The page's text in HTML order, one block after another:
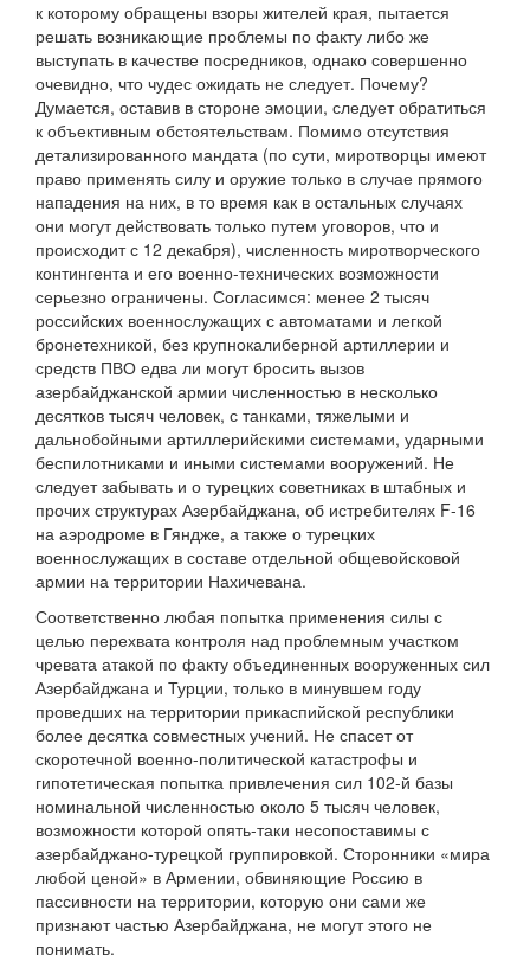
к которому обращены взоры жителей края, пытается
решать возникающие проблемы по факту либо же
выступать в качестве посредников, однако совершенно
очевидно, что чудес ожидать не следует. Почему?
Думается, оставив в стороне эмоции, следует обратиться
к объективным обстоятельствам. Помимо отсутствия
детализированного мандата (по сути, миротворцы имеют
право применять силу и оружие только в случае прямого
нападения на них, в то время как в остальных случаях
они могут действовать только путем уговоров, что и
происходит с 12 декабря), численность миротворческого
контингента и его военно-технических возможности
серьезно ограничены. Согласимся: менее 2 тысяч
российских военнослужащих с автоматами и легкой
бронетехникой, без крупнокалиберной артиллерии и
средств ПВО едва ли могут бросить вызов
азербайджанской армии численностью в несколько
десятков тысяч человек, с танками, тяжелыми и
дальнобойными артиллерийскими системами, ударными
беспилотниками и иными системами вооружений. Не
следует забывать и о турецких советниках в штабных и
прочих структурах Азербайджана, об истребителях F-16
на аэродроме в Гяндже, а также о турецких
военнослужащих в составе отдельной общевойсковой
армии на территории Нахичевана.
Соответственно любая попытка применения силы с
целью перехвата контроля над проблемным участком
чревата атакой по факту объединенных вооруженных сил
Азербайджана и Турции, только в минувшем году
проведших на территории прикаспийской республики
более десятка совместных учений. Не спасет от
скоротечной военно-политической катастрофы и
гипотетическая попытка привлечения сил 102-й базы
номинальной численностью около 5 тысяч человек,
возможности которой опять-таки несопоставимы с
азербайджано-турецкой группировкой. Сторонники «мира
любой ценой» в Армении, обвиняющие Россию в
пассивности на территории, которую они сами же
признают частью Азербайджана, не могут этого не
понимать.